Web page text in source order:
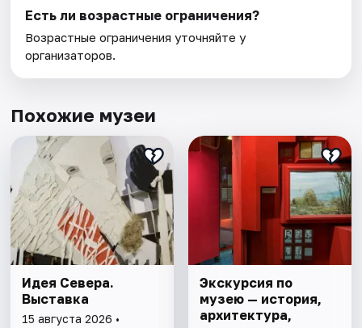
Есть ли возрастные ограничения?
Возрастные ограничения уточняйте у
организаторов.
Похожие музеи
Идея Севера.
Выставка
15 августа 2026 •
Экскурсия по
музею — история,
архитектура,